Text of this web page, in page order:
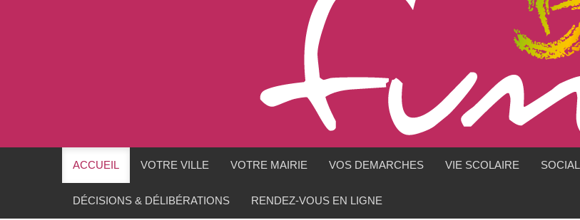
ACCUEIL VOTRE VILLE VOTRE MAIRIE VOS DEMARCHES VIE SCOLAIRE SOCIAL
DÉCISIONS & DÉLIBÉRATIONS RENDEZ-VOUS EN LIGNE